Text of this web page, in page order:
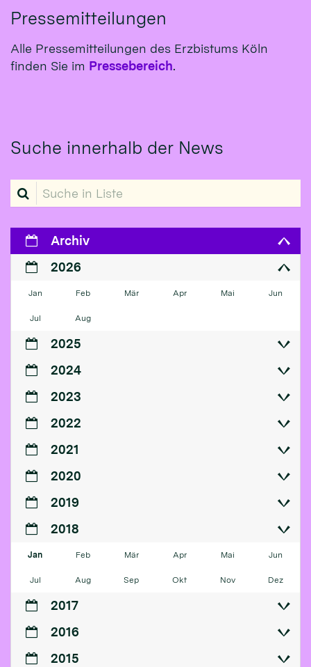
Pressemitteilungen
Alle Pressemitteilungen des Erzbistums Köln
finden Sie im Pressebereich.
Suche innerhalb der News
Suche in Liste
Archiv
2026
Jan Feb Mär Apr Mai Jun
Jul Aug
2025
2024
2023
2022
2021
2020
2019
2018
Jan Feb Mär Apr Mai Jun
Jul Aug Sep Okt Nov Dez
2017
2016
2015